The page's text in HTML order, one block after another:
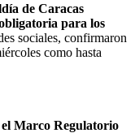
de Caracas
para los
sociales, confirmaron
como hasta
el Marco Regulatorio